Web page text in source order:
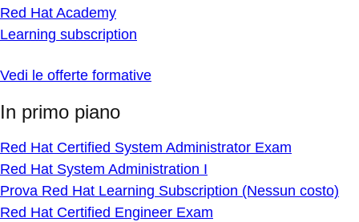
Red Hat Academy
Learning subscription
Vedi le offerte formative
In primo piano
Red Hat Certified System Administrator Exam
Red Hat System Administration I
Prova Red Hat Learning Subscription (Nessun costo)
Red Hat Certified Engineer Exam